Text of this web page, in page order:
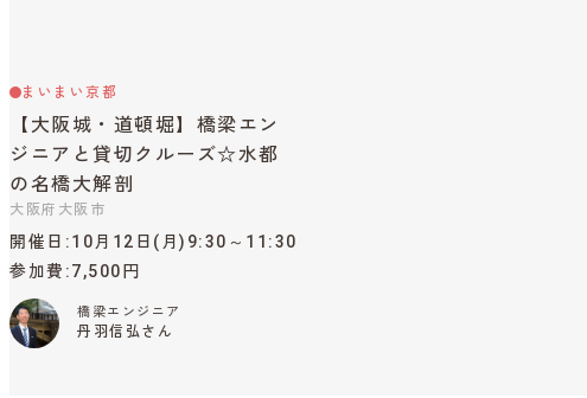
まいまい京都
【大阪城・道頓堀】橋梁エン
ジニアと貸切クルーズ☆水都
の名橋大解剖
大阪府大阪市
開催日
10月12日(月)9:30～11:30
参加費 7,500円
橋梁エンジニア
丹羽信弘さん